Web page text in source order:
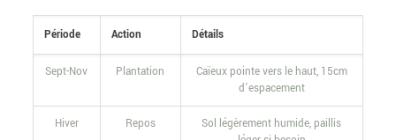
Période Action Détails
Sept-Nov Plantation
Caïeux pointe vers le haut, 15cm
d’espacement
Hiver Repos
Sol légèrement humide, paillis